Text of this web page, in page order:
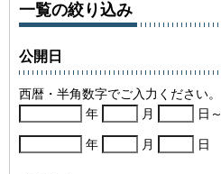
一覧の絞り込み
公開日
西暦・半角数字でご入力ください。
年
月 日～
年 月 日